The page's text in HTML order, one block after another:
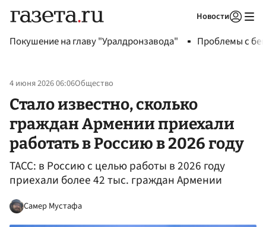
Новости
Покушение на главу "Уралдронзавода" Проблемы с
4 июня 2026 06:06Общество
Стало известно, сколько
граждан Армении приехали
работать в Россию в 2026 году
ТАСС: в Россию с целью работы в 2026 году
приехали более 42 тыс. граждан Армении
Самер Мустафа